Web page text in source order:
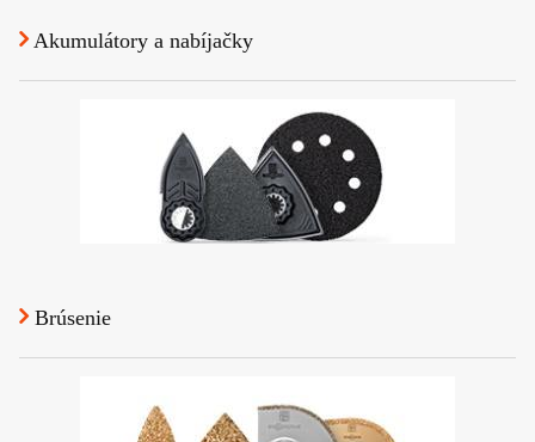
Akumulátory a nabíjačky
Brúsenie